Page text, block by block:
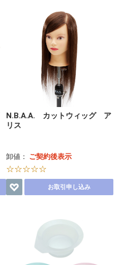
N.B.A.A. カットウィッグ ア
リス
卸値： ご契約後表示
☆☆☆☆☆
お取引申し込み